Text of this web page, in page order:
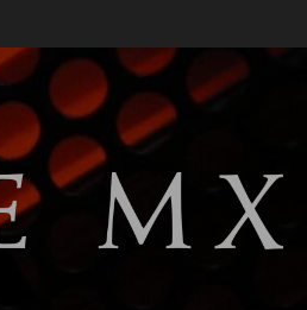
cuatro años de
enfrentamientos
agosto 8, 2026
Declaran accidental la
muerte de Brandon Clarke
por consumo de heroína y
cocaína